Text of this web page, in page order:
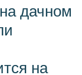
дачном
на